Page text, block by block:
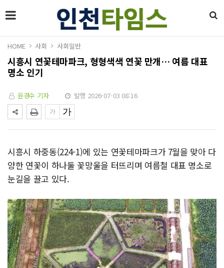
HOME 사회 사회일반
시흥시 연꽃테마파크, 형형색색 연꽃 만개… 여름 대표
명소 인기
윤경수 기자 발행 2026-07-03 08:16
시흥시 하중동(224-1)에 있는 연꽃테마파크가 7월을 맞아 다
양한 연꽃이 하나둘 꽃망울을 터뜨리며 여름철 대표 명소로
눈길을 끌고 있다.